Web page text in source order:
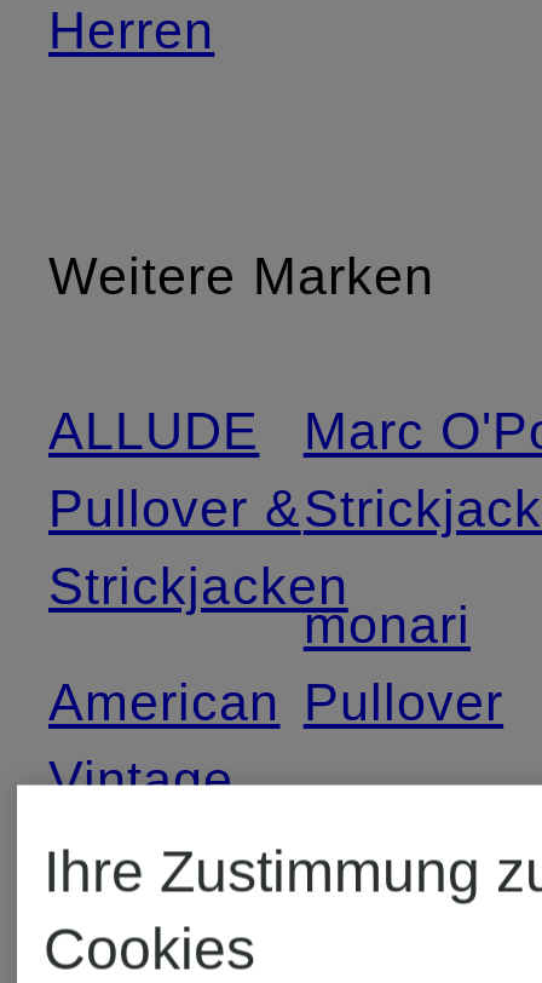
Herren
Weitere Marken
ALLUDE
Pullover &
Strickjacken
American
Vintage
Pullover &
Strickjacken
Marc
monari
Pullover
Pullover
Ihre Zustimmung
Cookies